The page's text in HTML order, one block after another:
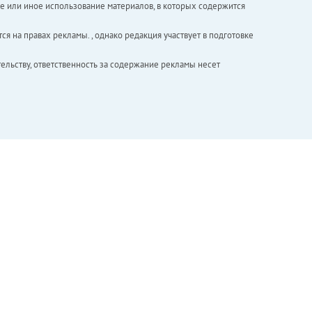
иное использование материалов, в которых содержится
правах рекламы. , однако редакция участвует в подготовке
ответственность за содержание рекламы несет